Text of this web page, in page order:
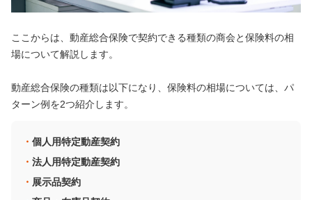
ここからは、動産総合保険で契約できる種類の商会と保険料の相
場について解説します。
動産総合保険の種類は以下になり、保険料の相場については、パ
ターン例を2つ紹介します。
個人用特定動産契約
法人用特定動産契約
展示品契約